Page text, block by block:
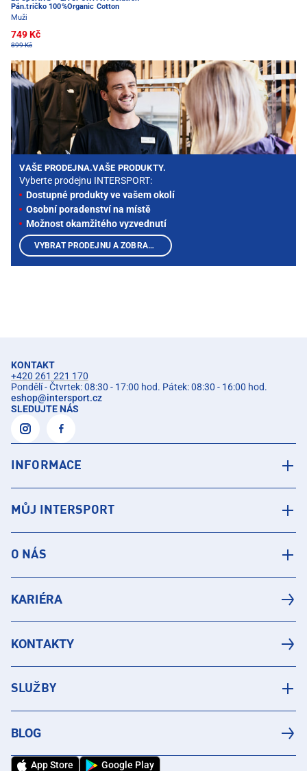
Pán.tričko 100%Organic Cotton
Muži
749 Kč
899 Kč
VAŠE PRODEJNA.VAŠE PRODUKTY.
Vyberte prodejnu INTERSPORT:
Dostupné produkty ve vašem okolí
Osobní poradenství na místě
Možnost okamžitého vyzvednutí
VYBRAT PRODEJNU A ZOBRAZIT PRODUKTY
KONTAKT
+420 261 221 170
Pondělí - Čtvrtek: 08:30 - 17:00 hod. Pátek: 08:30 - 16:00 hod.
eshop@intersport.cz
SLEDUJTE NÁS
INFORMACE
MŮJ INTERSPORT
O NÁS
KARIÉRA
KONTAKTY
SLUŽBY
BLOG
App Store Google Play